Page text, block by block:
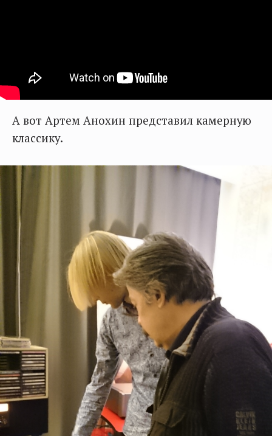
А вот Артем Анохин представил камерную
классику.